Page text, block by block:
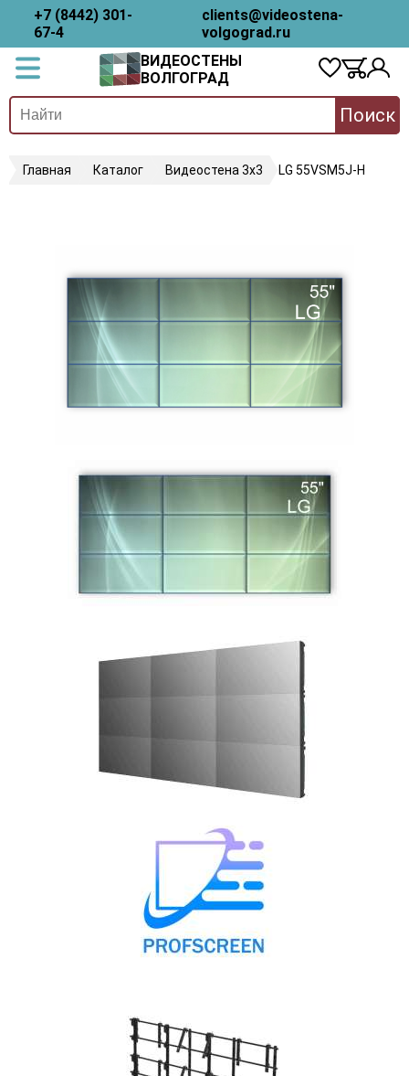
+7 (8442) 301-
67-4
clients@videostena-
volgograd.ru
ВИДЕОСТЕНЫ
ВОЛГОГРАД
Поиск
Главная Каталог Видеостена 3х3 LG 55VSM5J-H